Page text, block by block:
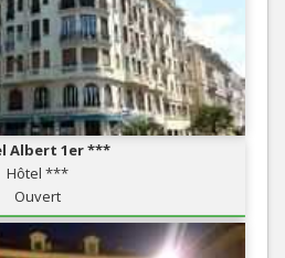
Albert 1er ***
Hôtel ***
Ouvert